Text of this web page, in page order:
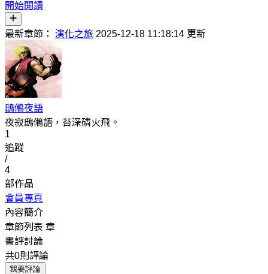
開始閱讀
最新章節： 演化之旅 2025-12-18 11:18:14 更新
鴟鵂夜語
夜寂鴟鵂語，苔深磷火飛。
1
追蹤
/
4
部作品
會員專頁
內容簡介
章節列表 章
書評討論
共0則評論
我要評論